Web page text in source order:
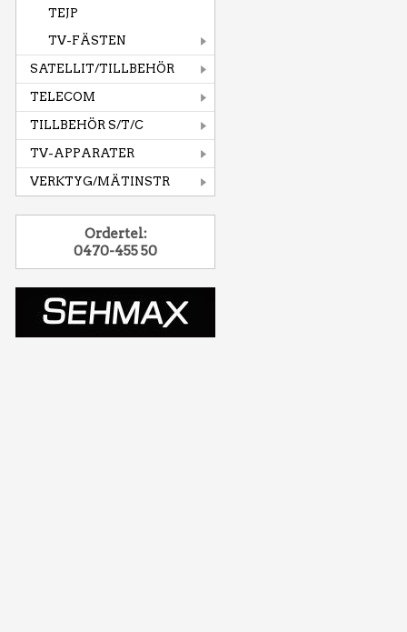
TEJP
TV-FÄSTEN
SATELLIT/TILLBEHÖR
TELECOM
TILLBEHÖR S/T/C
TV-APPARATER
VERKTYG/MÄTINSTR
Ordertel:
0470-455 50